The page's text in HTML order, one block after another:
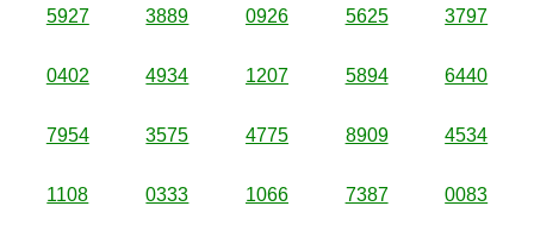
5927 3889 0926 5625 3797
0402 4934 1207 5894 6440
7954 3575 4775 8909 4534
1108 0333 1066 7387 0083